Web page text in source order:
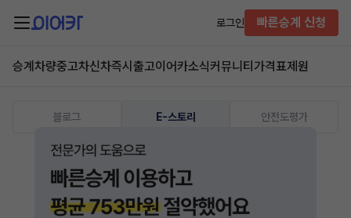
로그인 빠른승계 신청
승계차량중고차신차즉시출고이어카소식커뮤니티 가격표제원
블로그 E-스토리 안전도평가